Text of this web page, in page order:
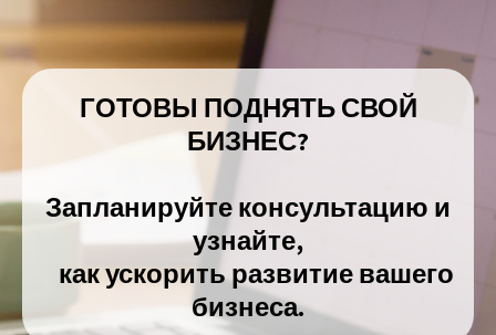
ГОТОВЫ ПОДНЯТЬ СВОЙ
БИЗНЕС?
Запланируйте консультацию и
узнайте,
как ускорить развитие вашего
бизнеса.